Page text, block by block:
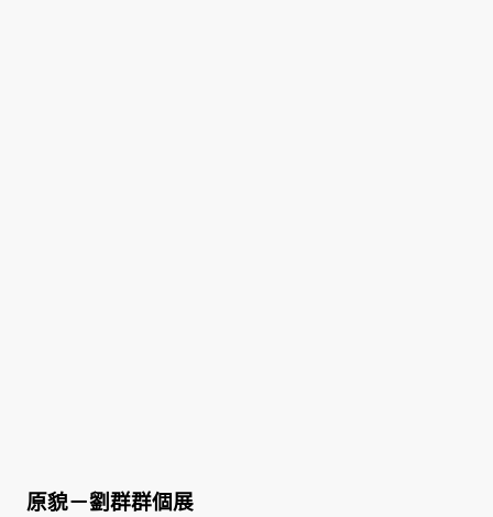
原貌－劉群群個展